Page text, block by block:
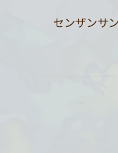
センザンサ